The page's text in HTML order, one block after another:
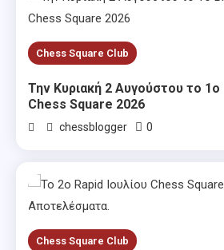
Chess Square Club
Την Κυριακή 2 Αυγούστου το
Chess Square 2026
chessblogger 0
Chess Square Club